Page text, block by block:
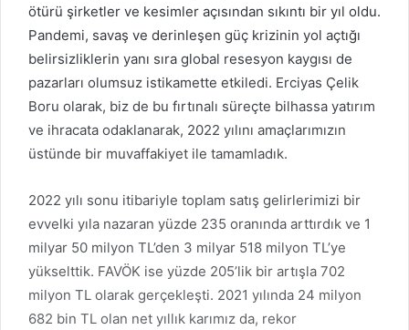
ötürü şirketler ve kesimler açısından sıkıntı bir yıl oldu.
Pandemi, savaş ve derinleşen güç krizinin yol açtığı
belirsizliklerin yanı sıra global resesyon kaygısı de
pazarları olumsuz istikamette etkiledi. Erciyas Çelik
Boru olarak, biz de bu fırtınalı süreçte bilhassa yatırım
ve ihracata odaklanarak, 2022 yılını amaçlarımızın
üstünde bir muvaffakiyet ile tamamladık.
2022 yılı sonu itibariyle toplam satış gelirlerimizi bir
evvelki yıla nazaran yüzde 235 oranında arttırdık ve 1
milyar 50 milyon TL’den 3 milyar 518 milyon TL’ye
yükselttik. FAVÖK ise yüzde 205’lik bir artışla 702
milyon TL olarak gerçekleşti. 2021 yılında 24 milyon
682 bin TL olan net yıllık karımız da, rekor